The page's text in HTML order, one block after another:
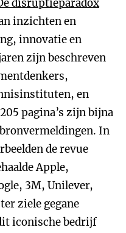
disruptieparadox
inzichten en
innovatie en
zijn beschreven
en
pagina’s zijn bijna
In
de revue
Apple,
3M, Unilever,
ziele gegane
iconische bedrijf